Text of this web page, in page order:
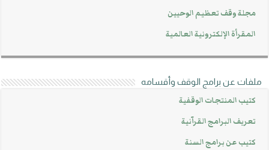
مجلة وقف تعظيم الوحيين
المقرأة الإلكترونية العالمية
ملفات عن برامج الوقف وأقسامه
كتيب المنتجات الوقفية
تعريف البرامج القرآنية
كتيب عن برامج السنة